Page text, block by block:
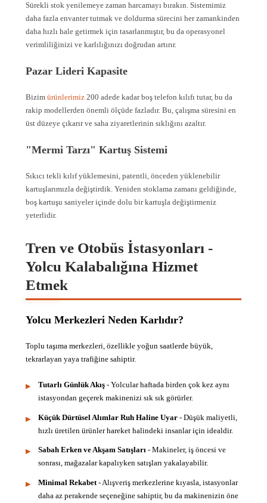
Sürekli stok yenilemeye zaman harcamayı bırakın. Sistemimiz
daha fazla envanter tutmak ve doldurma sürecini her zamankinden
daha hızlı hale getirmek için tasarlanmıştır, bu da operasyonel
verimliliğinizi ve karlılığınızı doğrudan artırır.
Pazar Lideri Kapasite
Bizim ürünlerimiz 200 adede kadar boş telefon kılıfı tutar, bu da
rakip modellerden önemli ölçüde fazladır. Bu, çalışma süresini en
üst düzeye çıkarır ve saha ziyaretlerinin sıklığını azaltır.
"Mermi Tarzı" Kartuş Sistemi
Sıkıcı tekli kılıf yüklemesini, patentli, önceden yüklenebilir
kartuşlarımızla değiştirdik. Yeniden stoklama zamanı geldiğinde,
boş kartuşu saniyeler içinde dolu bir kartuşla değiştirmeniz
yeterlidir.
Tren ve Otobüs İstasyonları -
Yolcu Kalabalığına Hizmet
Etmek
Yolcu Merkezleri Neden Karlıdır?
Toplu taşıma merkezleri, özellikle yoğun saatlerde büyük,
tekrarlayan yaya trafiğine sahiptir.
Tutarlı Günlük Akış - Yolcular haftada birden çok kez aynı
istasyondan geçerek makinenizi sık sık görürler.
Küçük Dürtüsel Alımlar Ruh Haline Uyar - Düşük maliyetli,
hızlı üretilen ürünler hareket halindeki insanlar için idealdir.
Sabah Erken ve Akşam Satışları - Makineler, iş öncesi ve
sonrası, mağazalar kapalıyken satışları yakalayabilir.
Minimal Rekabet - Alışveriş merkezlerine kıyasla, istasyonlar
daha az perakende seçeneğine sahiptir, bu da makinenizin öne